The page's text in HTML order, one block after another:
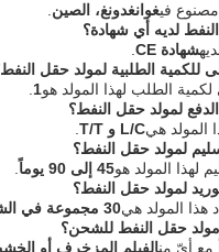
مصنوع فيغوانغدونغ، الصين
لديه أي شهادة؟
شهادة CE
للكمية الطلبية لمولد حقل
لكمية الطلب لهذا المولد هو1
لمولد حقل النفط؟
المولد هيL/C و T/T
لمولد حقل النفط؟
لهذا المولد هو45 إلى 90 يوماً
لمولد حقل النفط؟
30 مجموعة في الشهر
حقل النفط للشحن؟
مع أيّ منالفيلم المزخرف أو